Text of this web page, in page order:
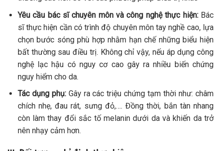
Yêu cầu bác sĩ chuyên môn và công nghệ thực hiện: Bác
sĩ thực hiện cần có trình độ chuyên môn tay nghề cao, lựa
chọn bước sóng phù hợp nhằm hạn chế những biểu hiện
bất thường sau điều trị. Không chỉ vậy, nếu áp dụng công
nghệ lạc hậu có nguy cơ cao gây ra nhiều biến chứng
nguy hiểm cho da.
Tác dụng phụ:Gây ra các triệu chứng tạm thời như: châm
chích nhẹ, đau rát, sưng đỏ,…. Đồng thời, bắn tàn nhang
còn làm thay đổi sắc tố melanin dưới da và khiến da trở
nên nhạy cảm hơn.